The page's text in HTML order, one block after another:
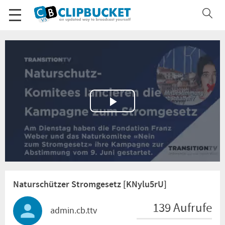
Play
Video
Naturschützer Stromgesetz [KNylu5rU]
admin.cb.ttv 139 Aufrufe